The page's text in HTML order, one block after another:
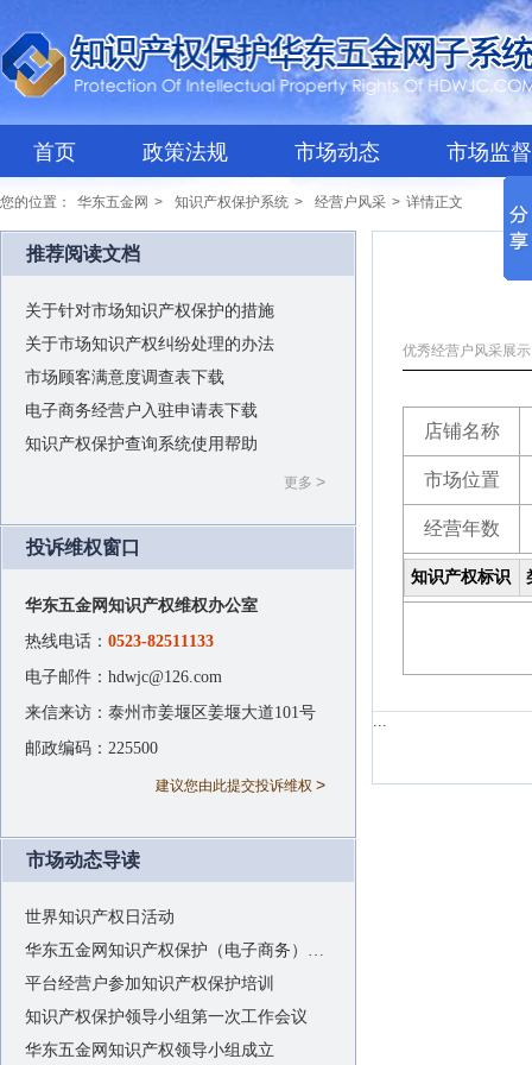
首页 政策法规 市场动态 市场监督
您的位置： 华东五金网 > 知识产权保护系统 > 经营户风采 > 详情正文
优秀经营户风采展
店铺名称
市场位置
经营年数
知识产权标识
...
推荐阅读文档
关于针对市场知识产权保护的措施
关于市场知识产权纠纷处理的办法
市场顾客满意度调查表下载
电子商务经营户入驻申请表下载
知识产权保护查询系统使用帮助
更多 >
投诉维权窗口
华东五金网知识产权维权办公室
热线电话： 0523-82511133
电子邮件：hdwjc@126.com
来信来访：泰州市姜堰区姜堰大道101号
邮政编码：225500
建议您由此提交投诉维权 >
市场动态导读
世界知识产权日活动
华东五金网知识产权保护（电子商务）平台建设推进会及优秀经营户颁奖典礼隆重举行
平台经营户参加知识产权保护培训
知识产权保护领导小组第一次工作会议
华东五金网知识产权领导小组成立